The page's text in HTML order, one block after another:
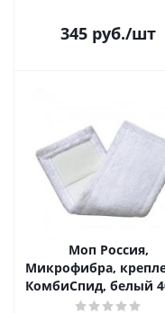
345 руб./шт
Моп Россия,
Микрофибра,
КомбиСпид, белый